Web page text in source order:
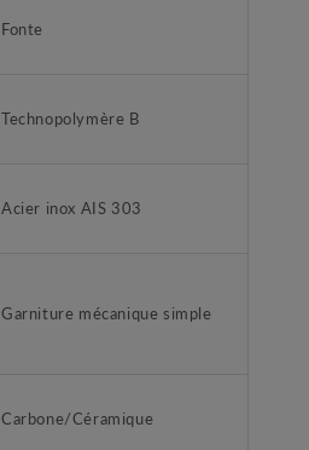
Fonte
Technopolymère B
Acier inox AIS 303
Garniture mécanique simple
Carbone/Céramique